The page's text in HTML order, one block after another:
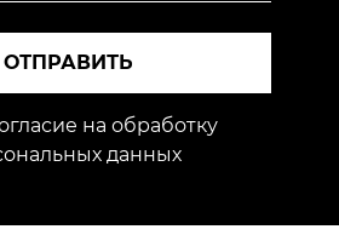
ОТПРАВИТЬ
на обработку
данных